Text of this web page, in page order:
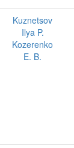
Kuznetsov
Ilya P.
Kozerenko
E. B.